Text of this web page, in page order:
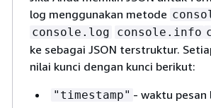
log menggunakan metode
console.log console.info
ke sebagai JSON terstruktur.
nilai kunci dengan kunci berikut:
"timestamp" - waktu pesan